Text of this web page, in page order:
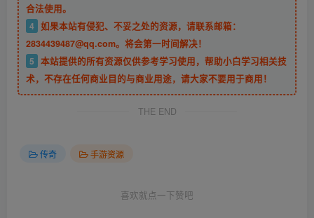
合法使用。
4 如果本站有侵犯、不妥之处的资源，请联系邮箱：
2834439487@qq.com。将会第一时间解决！
5 本站提供的所有资源仅供参考学习使用，帮助小白学习相关技
术，不存在任何商业目的与商业用途，请大家不要用于商用！
THE END
传奇 手游资源
喜欢就点一下赞吧